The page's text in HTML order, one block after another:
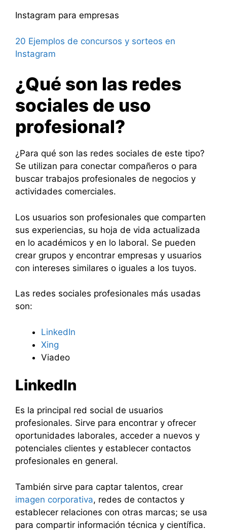
Instagram para empresas
20 Ejemplos de concursos y sorteos en
Instagram
¿Qué son las redes
sociales de uso
profesional?
¿Para qué son las redes sociales de este tipo?
Se utilizan para conectar compañeros o para
buscar trabajos profesionales de negocios y
actividades comerciales.
Los usuarios son profesionales que comparten
sus experiencias, su hoja de vida actualizada
en lo académicos y en lo laboral. Se pueden
crear grupos y encontrar empresas y usuarios
con intereses similares o iguales a los tuyos.
Las redes sociales profesionales más usadas
son:
LinkedIn
Xing
Viadeo
LinkedIn
Es la principal red social de usuarios
profesionales. Sirve para encontrar y ofrecer
oportunidades laborales, acceder a nuevos y
potenciales clientes y establecer contactos
profesionales en general.
También sirve para captar talentos, crear
imagen corporativa, redes de contactos y
establecer relaciones con otras marcas; se usa
para compartir información técnica y científica.